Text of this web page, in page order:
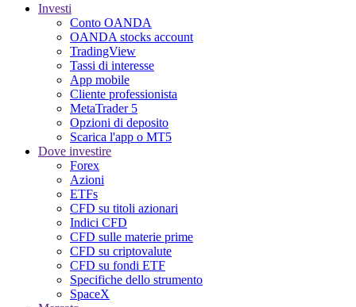
Investi
Conto OANDA
OANDA stocks account
TradingView
Tassi di interesse
App mobile
Cliente professionista
MetaTrader 5
Opzioni di deposito
Scarica l'app o MT5
Dove investire
Forex
Azioni
ETFs
CFD su titoli azionari
Indici CFD
CFD sulle materie prime
CFD su criptovalute
CFD su fondi ETF
Specifiche dello strumento
SpaceX